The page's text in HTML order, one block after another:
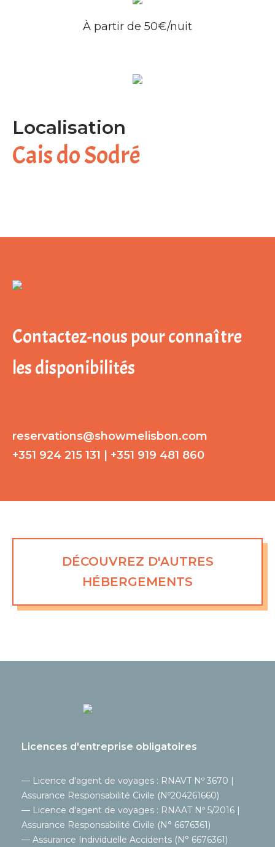
À partir de 50€/nuit
Localisation
Cais do Sodré
Contactez-nous pour connaître
les disponibilités
reservations@showmelisbon.com
+351 924 215 131 | +351 919 481 860
DÉCOUVREZ D'AUTRES
HÉBERGEMENTS
Licences d'entreprise obligatoires
— Licence d'agent de voyages : RNAVT Nº 3670 |
Assurance Responsabilité Civile (Nº204261660)
— Licence d'agent de voyages : RNAAT Nº 5/2016 |
Assurance Responsabilité Civile (N° 6676361)
— Assurance Individuelle Accidents (N° 6676361)